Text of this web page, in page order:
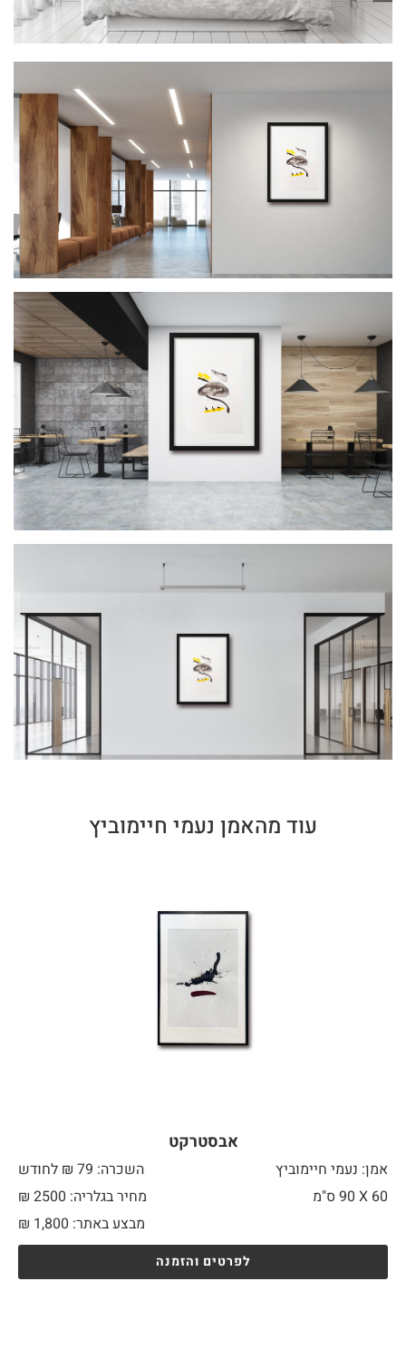
עוד מהאמן נעמי חיימוביץ
אבסטרקט
אמן: נעמי חיימוביץ
השכרה: 79 ₪ לחודש
60 X
מחיר בגלריה: 2500 ₪
מבצע באתר:
₪ 1,800
לפרטים והזמנה